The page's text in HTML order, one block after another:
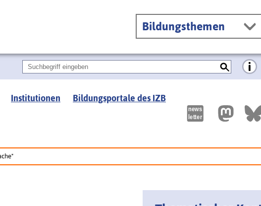
Bildungsthemen
Institutionen Bildungsportale des IZB